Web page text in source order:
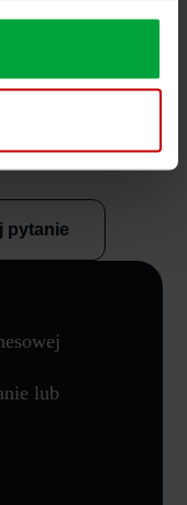
dla tego
idealne
się z nami, aby
w jaki sposób
do Twoich
pytanie
lub